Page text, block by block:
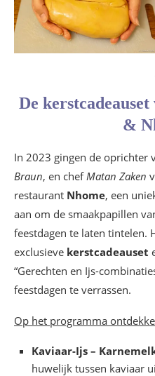
De
&
In 2023 gingen de oprichter
Braun, en chef Matan Zaken
restaurant Nhome, een
aan om de smaakpapillen
feestdagen te laten tintelen.
exclusieve kerstcadeauset
“Gerechten en Ijs-
feestdagen te verrassen.
Op het programma
Kaviaar-Ijs –
huwelijk tussen kaviaar